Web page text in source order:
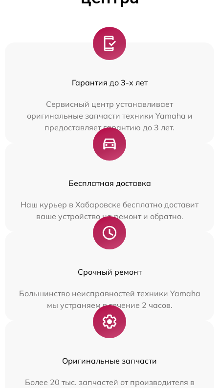
Гарантия до 3-х лет
Сервисный центр устанавливает
оригинальные запчасти техники Yamaha и
предоставляет гарантию до 3 лет.
Бесплатная доставка
Наш курьер в Хабаровске бесплатно доставит
ваше устройство на ремонт и обратно.
Срочный ремонт
Большинство неисправностей техники Yamaha
мы устраняем в течение 2 часов.
Оригинальные запчасти
Более 20 тыс. запчастей от производителя в